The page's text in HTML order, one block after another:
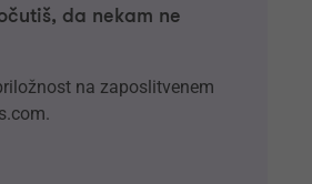
da nekam ne
na zaposlitvenem